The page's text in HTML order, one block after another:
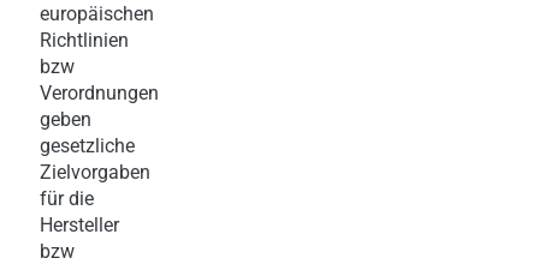
europäischen
Richtlinien
bzw
Verordnungen
geben
gesetzliche
Zielvorgaben
für die
Hersteller
bzw